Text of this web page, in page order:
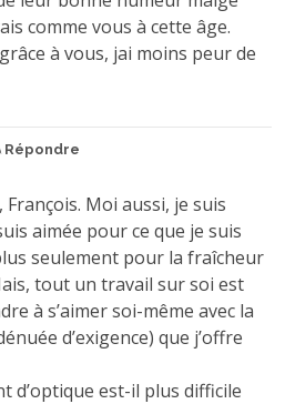
comme vous à cette âge.
à vous, jai moins peur de
Répondre
Moi aussi, je suis
aimée pour ce que je suis
seulement pour la fraîcheur
tout un travail sur soi est
à s’aimer soi-même avec la
d’exigence) que j’offre
d’optique est-il plus difficile